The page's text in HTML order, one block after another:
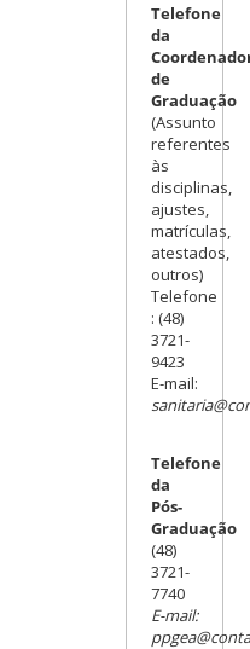
Telefone
da
de
Graduação
(Assunto
referentes
às
disciplinas,
ajustes,
matrículas,
atestados,
outros)
Telefone
: (48)
3721-
9423
E-mail:
Telefone
da
Pós-
Graduação
(48)
3721-
7740
E-mail: